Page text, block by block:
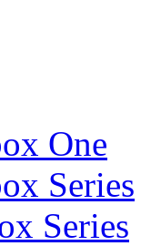
One
Series
Series